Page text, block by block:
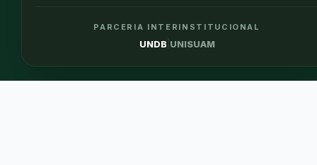
PARCERIA INTERINSTITUCIONAL
UNDB| UNISUAM